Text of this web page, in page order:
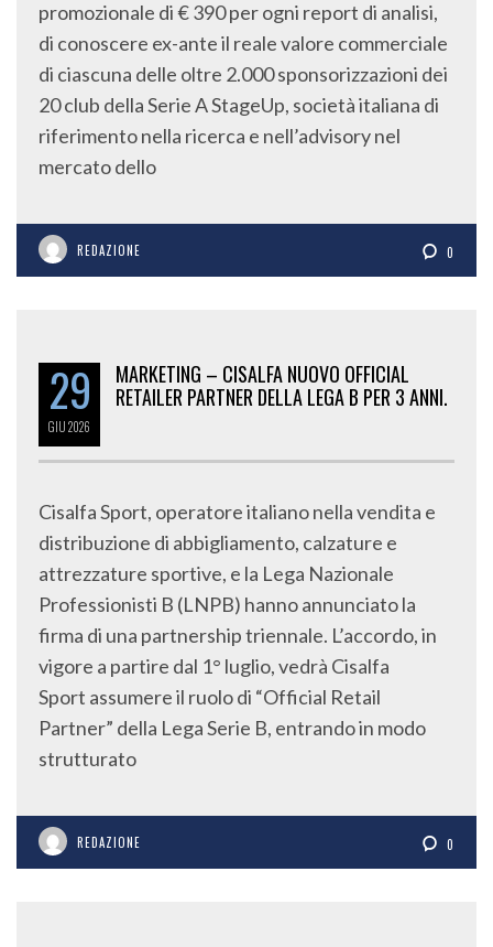
promozionale di € 390 per ogni report di analisi,
di conoscere ex-ante il reale valore commerciale
di ciascuna delle oltre 2.000 sponsorizzazioni dei
20 club della Serie A StageUp, società italiana di
riferimento nella ricerca e nell’advisory nel
mercato dello
REDAZIONE 0
29
GIU2026
MARKETING – CISALFA NUOVO OFFICIAL
RETAILER PARTNER DELLA LEGA B PER 3 ANNI.
Cisalfa Sport, operatore italiano nella vendita e
distribuzione di abbigliamento, calzature e
attrezzature sportive, e la Lega Nazionale
Professionisti B (LNPB) hanno annunciato la
firma di una partnership triennale. L’accordo, in
vigore a partire dal 1° luglio, vedrà Cisalfa
Sport assumere il ruolo di “Official Retail
Partner” della Lega Serie B, entrando in modo
strutturato
REDAZIONE 0